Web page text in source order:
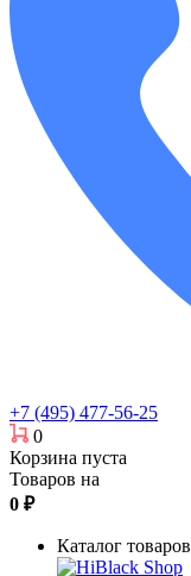
+7 (495) 477-56-25
0
Корзина пуста
Товаров на
0 ₽
Каталог товаров